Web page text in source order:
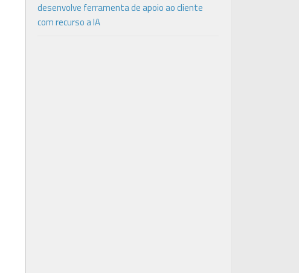
desenvolve ferramenta de apoio ao cliente
com recurso a IA